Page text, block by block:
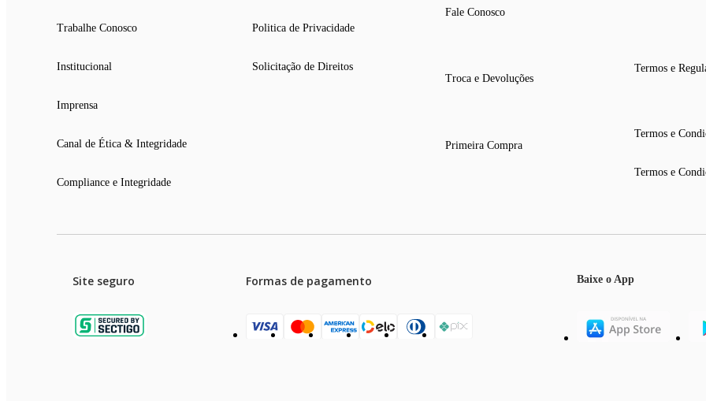
Trabalhe Conosco
Institucional
Imprensa
Canal de Ética & Integridade
Compliance e Integridade
Politica de Privacidade
Solicitação de Direitos
Fale Conosco
Troca e Devoluções
Primeira Compra
Termos e
Termos e
Termos e
Site seguro Formas de pagamento Baixe o App